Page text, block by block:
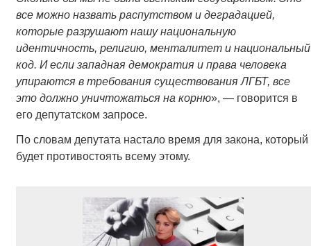
все можно назвать распутством и деградацией,
которые разрушают нашу национальную
идентичность, религию, менталитет и национальный
код. И если западная демократия и права человека
упираются в требования существования ЛГБТ, все
это должно уничтожаться на корню», — говорится в
его депутатском запросе.
По словам депутата настало время для закона, который
будет противостоять всему этому.